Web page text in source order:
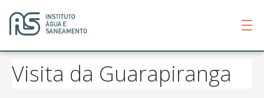
Visita da Guarapiranga